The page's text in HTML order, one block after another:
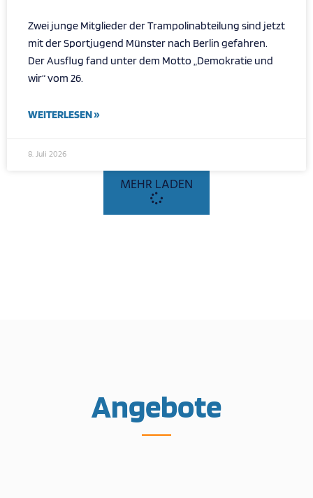
Zwei junge Mitglieder der Trampolinabteilung sind jetzt
mit der Sportjugend Münster nach Berlin gefahren.
Der Ausflug fand unter dem Motto „Demokratie und
wir“ vom 26.
WEITERLESEN »
8. Juli 2026
MEHR LADEN
Angebote